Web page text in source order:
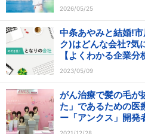
2026/05/25
中条あやみと結婚!
ク)はどんな会社?気
【よくわかる企業分
2023/05/09
がん治療で髪の毛が
た」であるための医
ー「アンクス」開発